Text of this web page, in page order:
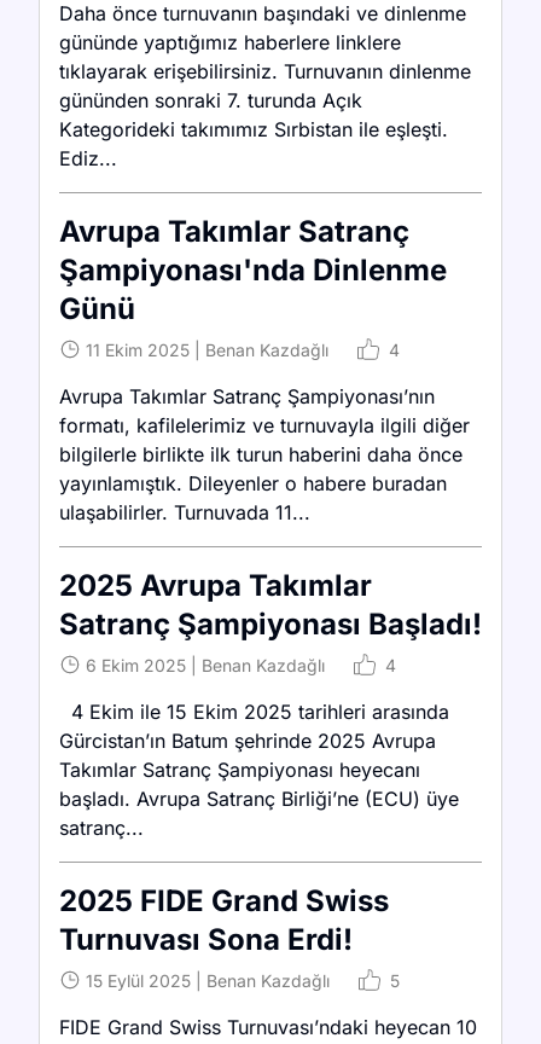
Daha önce turnuvanın başındaki ve dinlenme
gününde yaptığımız haberlere linklere
tıklayarak erişebilirsiniz. Turnuvanın dinlenme
gününden sonraki 7. turunda Açık
Kategorideki takımımız Sırbistan ile eşleşti.
Ediz...
Avrupa Takımlar Satranç
Şampiyonası'nda Dinlenme
Günü
11 Ekim 2025 Benan Kazdağlı 4
Avrupa Takımlar Satranç Şampiyonası’nın
formatı, kafilelerimiz ve turnuvayla ilgili diğer
bilgilerle birlikte ilk turun haberini daha önce
yayınlamıştık. Dileyenler o habere buradan
ulaşabilirler. Turnuvada 11...
2025 Avrupa Takımlar
Satranç Şampiyonası Başladı!
6 Ekim 2025 Benan Kazdağlı 4
4 Ekim ile 15 Ekim 2025 tarihleri arasında
Gürcistan’ın Batum şehrinde 2025 Avrupa
Takımlar Satranç Şampiyonası heyecanı
başladı. Avrupa Satranç Birliği’ne (ECU) üye
satranç...
2025 FIDE Grand Swiss
Turnuvası Sona Erdi!
15 Eylül 2025 Benan Kazdağlı 5
FIDE Grand Swiss Turnuvası’ndaki heyecan 10